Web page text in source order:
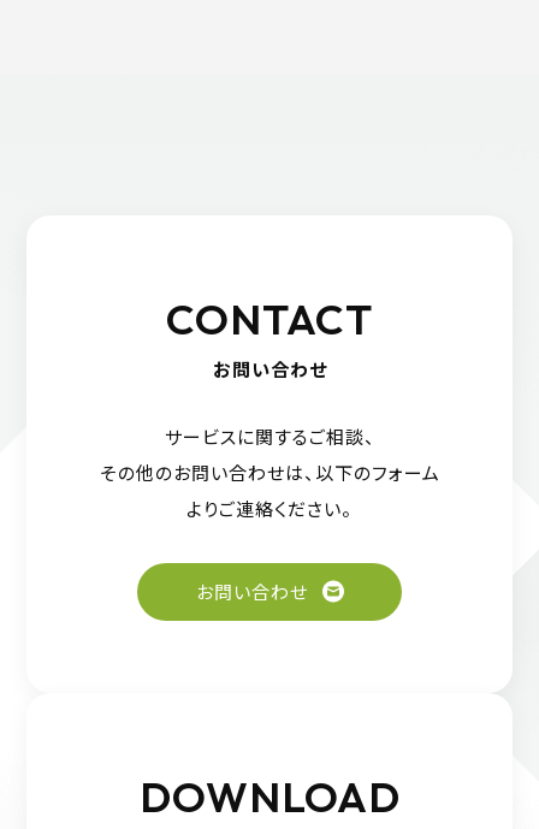
CONTACT
お問い合わせ
サービスに関するご相談、
その他のお問い合わせは、 以下のフォーム
よりご連絡ください。
お問い合わせ
DOWNLOAD